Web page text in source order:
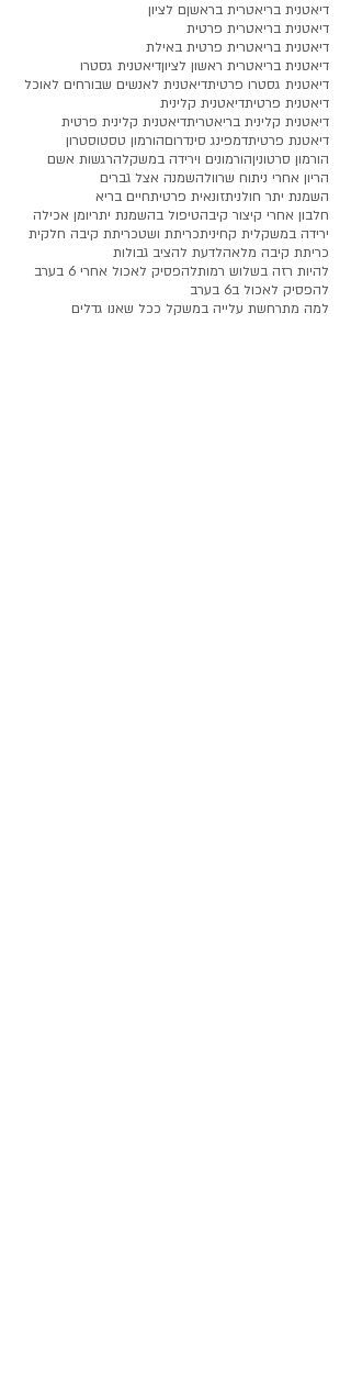
דיאטנית בריאטרית בראשןם לציון
דיאטנית בריאטרית פרטית
דיאטנית בריאטרית פרטית באילת
דיאטנית בריאטרית ראשון לציוןדיאטנית גסטרו
דיאטנית גסטרו פרטיתדיאטנית לאנשים שבורחים לאוכל
דיאטנית פרטיתדיאטנית קלינית
דיאטנית קלינית בריאטריתדיאטנית קלינית פרטית
דיאטנת פרטיתדמפינג סינדרוםהורמון טסטוסטרון
הורמון סרטוניןהורמונים וירידה במשקלהרגשות אשם
הריון אחרי ניתוח שרוולהשמנה אצל גברים
השמנת יתר חולניתזונאית פרטיתחיים בריא
חלבון אחרי קיצור קיבהטיפול בהשמנת יתריומן אכילה
ירידה במשקלית קחיניתכריתת ושטכריתת קיבה חלקית
כריתת קיבה מלאהלדעת להציב גבולות
להיות רזה בשלוש רמותלהפסיק לאכול אחרי 6 בערב
להפסיק לאכול ב6 בערב
למה מתרחשת עלייה במשקל ככל שאנו גדלים